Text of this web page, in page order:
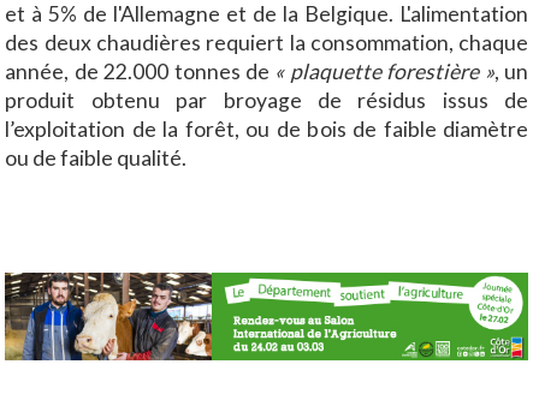
et à 5% de l'Allemagne et de la Belgique. L'alimentation
des deux chaudières requiert la consommation, chaque
année, de 22.000 tonnes de « plaquette forestière », un
produit obtenu par broyage de résidus issus de
l’exploitation de la forêt, ou de bois de faible diamètre
ou de faible qualité.